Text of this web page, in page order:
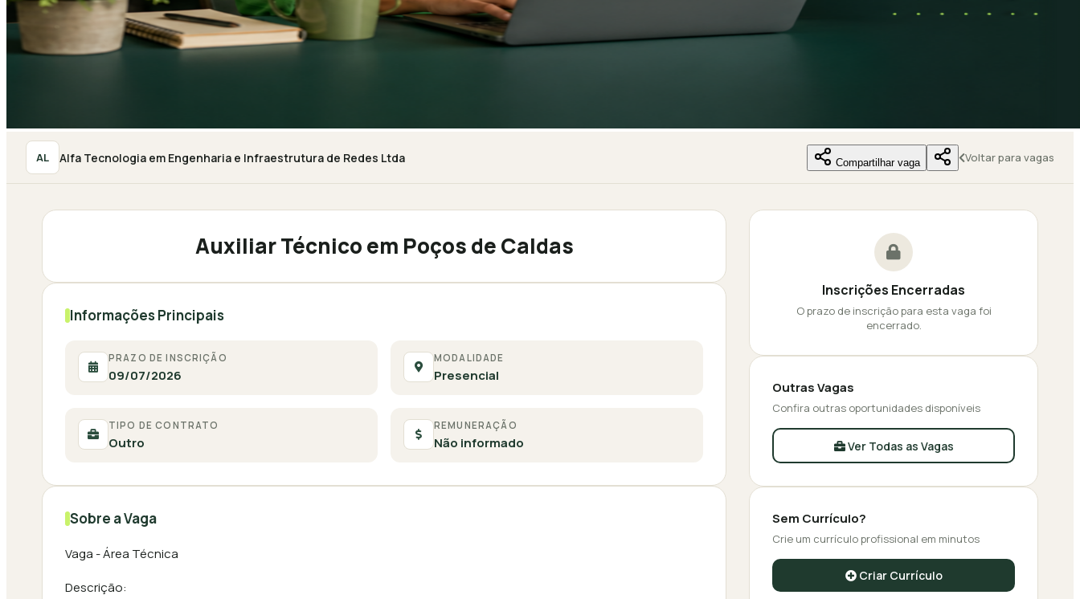
AL Alfa Tecnologia em Engenharia e Infraestrutura de Redes Ltda Compartilhar vaga Voltar para vagas
Auxiliar Técnico em Poços de Caldas
Informações Principais
PRAZO DE INSCRIÇÃO
09/07/2026
MODALIDADE
Presencial
TIPO DE CONTRATO
Outro
REMUNERAÇÃO
Não informado
Sobre a Vaga
Vaga - Área Técnica
Descrição:
Inscrições Encerradas
O prazo de inscrição para esta vaga foi
encerrado.
Outras Vagas
Confira outras oportunidades disponíveis
Ver Todas as Vagas
Sem Currículo?
Crie um currículo profissional em minutos
Criar Currículo